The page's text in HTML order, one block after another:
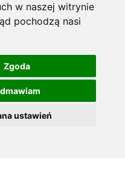
w naszej witrynie
pochodzą nasi
Zgoda
ustawień
x